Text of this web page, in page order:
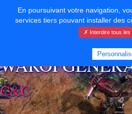
⚡ SOUTENIR LE
C&C
En poursuivant votre navigation,
services tiers pouvant installer des
✗ Interdire tous les